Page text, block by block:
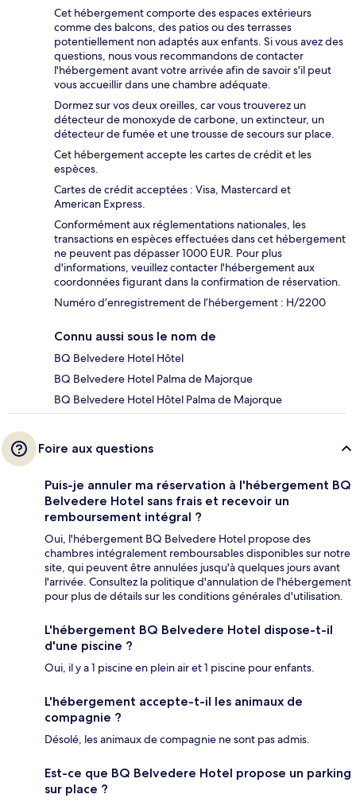
Cet hébergement comporte des espaces extérieurs
comme des balcons, des patios ou des terrasses
potentiellement non adaptés aux enfants. Si vous avez des
questions, nous vous recommandons de contacter
l'hébergement avant votre arrivée afin de savoir s'il peut
vous accueillir dans une chambre adéquate.
Dormez sur vos deux oreilles, car vous trouverez un
détecteur de monoxyde de carbone, un extincteur, un
détecteur de fumée et une trousse de secours sur place.
Cet hébergement accepte les cartes de crédit et les
espèces.
Cartes de crédit acceptées : Visa, Mastercard et
American Express.
Conformément aux réglementations nationales, les
transactions en espèces effectuées dans cet hébergement
ne peuvent pas dépasser 1000 EUR. Pour plus
d'informations, veuillez contacter l'hébergement aux
coordonnées figurant dans la confirmation de réservation.
Numéro d’enregistrement de l’hébergement : H/2200
Connu aussi sous le nom de
BQ Belvedere Hotel Hôtel
BQ Belvedere Hotel Palma de Majorque
BQ Belvedere Hotel Hôtel Palma de Majorque
Foire aux questions
Puis-je annuler ma réservation à l'hébergement BQ
Belvedere Hotel sans frais et recevoir un
remboursement intégral ?
Oui, l'hébergement BQ Belvedere Hotel propose des
chambres intégralement remboursables disponibles sur notre
site, qui peuvent être annulées jusqu'à quelques jours avant
l'arrivée. Consultez la politique d'annulation de l'hébergement
pour plus de détails sur les conditions générales d'utilisation.
L'hébergement BQ Belvedere Hotel dispose-t-il
d'une piscine ?
Oui, il y a 1 piscine en plein air et 1 piscine pour enfants.
L'hébergement accepte-t-il les animaux de
compagnie ?
Désolé, les animaux de compagnie ne sont pas admis.
Est-ce que BQ Belvedere Hotel propose un parking
sur place ?